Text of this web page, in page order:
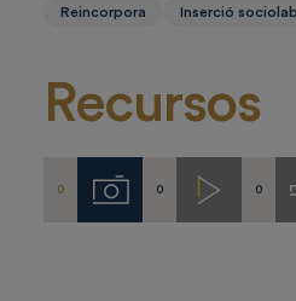
Reincorpora Inserció
Recursos
0 Imágenes
0 Videos
0